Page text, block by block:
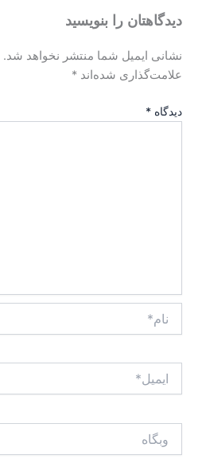
دیدگاهتان را بنویسید
نشانی ایمیل شما منتشر نخواهد شد.
علامت‌گذاری شده‌اند *
دیدگاه *